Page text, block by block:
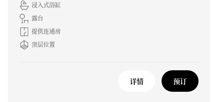
浸入式浴缸
露台
提供连通房
顶层位置
详情 预订